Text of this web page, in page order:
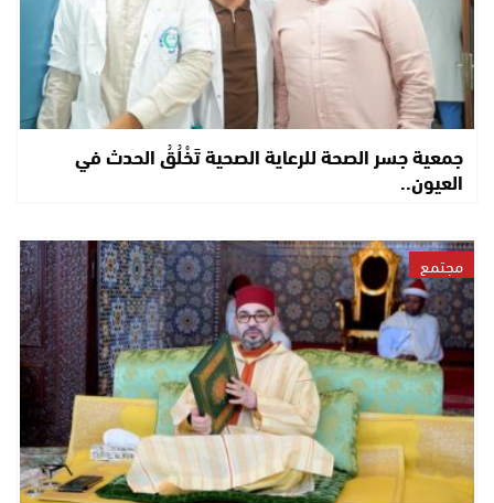
جمعية جسر الصحة للرعاية الصحية تَخْلُقُ الحدث في
العيون..
مجتمع